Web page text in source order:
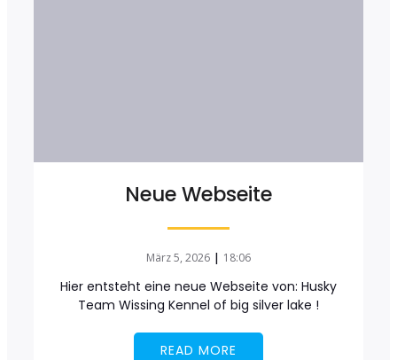
Neue Webseite
März 5, 2026 | 18:06
Hier entsteht eine neue Webseite von: Husky
Team Wissing Kennel of big silver lake !
READ MORE